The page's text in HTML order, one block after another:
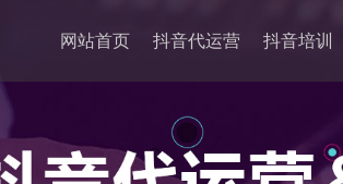
网站首页 抖音代运营 抖音培训